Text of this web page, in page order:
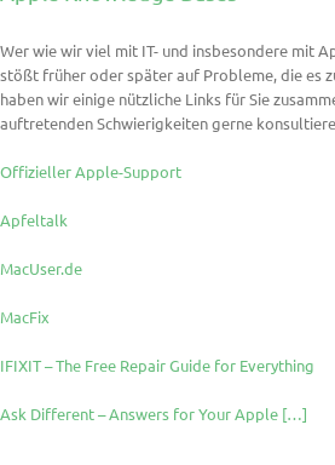
Wer wie wir viel mit IT- und insbesondere mit
stößt früher oder später auf Probleme, die es
haben wir einige nützliche Links für Sie
auftretenden Schwierigkeiten gerne
Offizieller Apple-Support
Apfeltalk
MacUser.de
MacFix
IFIXIT – The Free Repair Guide for Everything
Ask Different – Answers for Your Apple […]